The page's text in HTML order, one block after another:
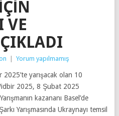
VE
Yorum yapılmamış
2025’te yarışacak olan 10
2025, 8 Şubat 2025
kazananı Basel’de
Yarışmasında Ukraynayı temsil